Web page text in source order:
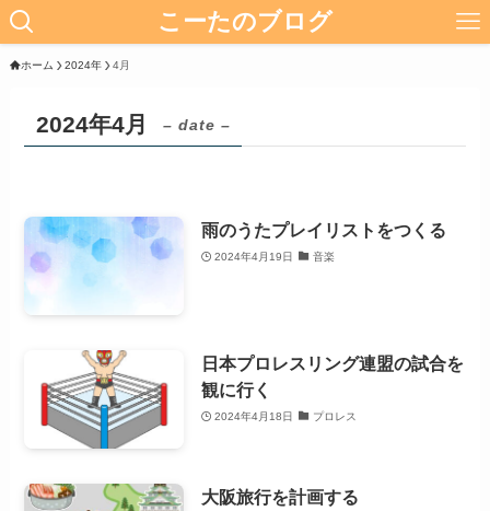
こーたのブログ
ホーム 2024年 4月
2024年4月 – date –
雨のうたプレイリストをつくる
2024年4月19日 音楽
日本プロレスリング連盟の試合を
観に行く
2024年4月18日 プロレス
大阪旅行を計画する